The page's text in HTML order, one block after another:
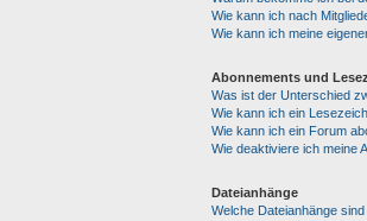
Wie kann ich nach
Wie kann ich meine
Abonnements und
Was ist der Unterschied
Wie kann ich ein
Wie kann ich ein Forum
Wie deaktiviere ich meine
Dateianhänge
Welche Dateianhänge